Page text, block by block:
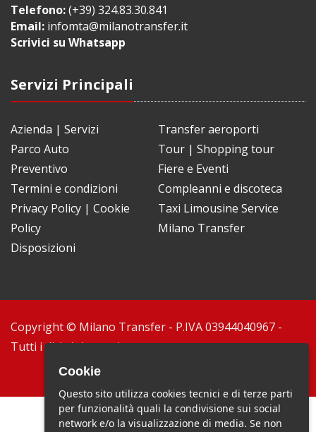
Telefono:(+39) 324.83.30.841
Email: infomta@milanotransfer.it
Scrivici su Whatsapp
Servizi Principali
Azienda | Servizi
Parco Auto
Preventivo
Termini e condizioni
Privacy Policy | Cookie
Policy
Disposizioni
Transfer aeroporti
Tour | Shopping tour
Fiere e Eventi
Compleanni e discoteca
Taxi Limousine Service
Milano Transfer
Copyright © Milano Transfer - P.IVA 03944040967 -
Tutti i diritti riservati.
Cookie
Questo sito utilizza cookies tecnici e di terze parti
per funzionalità quali la condivisione sui social
network e/o la visualizzazione di media. Se non